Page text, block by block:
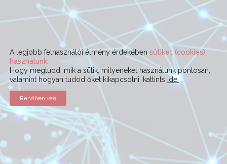
A legjobb felhasználói élmény érdekében sütiket (cookies)
használunk.
Hogy megtudd, mik a sütik, milyeneket használunk pontosan,
valamint hogyan tudod őket kikapcsolni, kattints ide.
Rendben van